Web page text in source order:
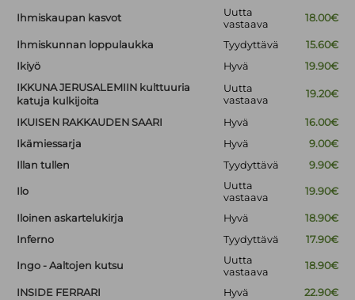
Ihmiskaupan kasvot
Uutta
vastaava
18.00€
Ihmiskunnan loppulaukka Tyydyttävä
15.60€
Ikiyö
Hyvä
19.90€
IKKUNA JERUSALEMIIN kulttuuria
katuja kulkijoita
Uutta
vastaava
19.20€
IKUISEN RAKKAUDEN SAARI Hyvä
16.00€
Ikämiessarja
Hyvä
9.00€
Illan tullen
Tyydyttävä 9.90€
Ilo
Uutta
vastaava
19.90€
Iloinen askartelukirja Hyvä
18.90€
Inferno
Tyydyttävä 17.90€
Ingo - Aaltojen kutsu
Uutta
vastaava
18.90€
INSIDE FERRARI Hyvä
22.90€